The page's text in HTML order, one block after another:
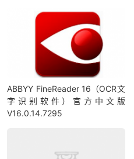
ABBYY FineReader 16（OCR文
字识别软件）官方中文版
V16.0.14.7295